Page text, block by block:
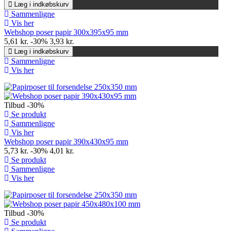
Læg i indkøbskurv
Sammenligne
Vis her
Webshop poser papir 300x395x95 mm
5,61 kr. -30% 3,93 kr.
Læg i indkøbskurv
Sammenligne
Vis her
Tilbud -30%
Se produkt
Sammenligne
Vis her
Webshop poser papir 390x430x95 mm
5,73 kr. -30% 4,01 kr.
Se produkt
Sammenligne
Vis her
Tilbud -30%
Se produkt